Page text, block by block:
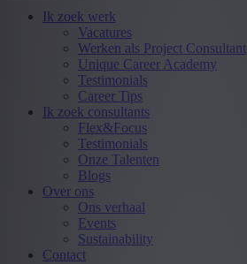
Ik zoek werk
Vacatures
Werken als Project Consultant
Unique Career Academy
Testimonials
Career Tips
Ik zoek consultants
Flex&Focus
Testimonials
Onze Talenten
Blogs
Over ons
Ons verhaal
Events
Sustainability
Contact